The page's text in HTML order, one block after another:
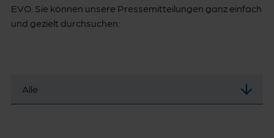
EVO. Sie können unsere Pressemitteilungen ganz einfach
und gezielt durchsuchen:
Alle